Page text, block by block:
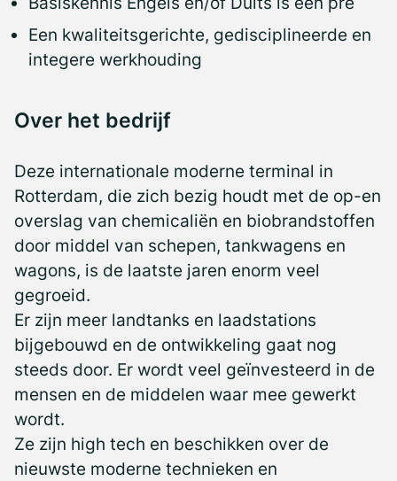
Een kwaliteitsgerichte, gedisciplineerde en
integere werkhouding
Over het bedrijf
Deze internationale moderne terminal in
Rotterdam, die zich bezig houdt met de op-en
overslag van chemicaliën en biobrandstoffen
door middel van schepen, tankwagens en
wagons, is de laatste jaren enorm veel
gegroeid.
Er zijn meer landtanks en laadstations
bijgebouwd en de ontwikkeling gaat nog
steeds door. Er wordt veel geïnvesteerd in de
mensen en de middelen waar mee gewerkt
wordt.
Ze zijn high tech en beschikken over de
nieuwste moderne technieken en